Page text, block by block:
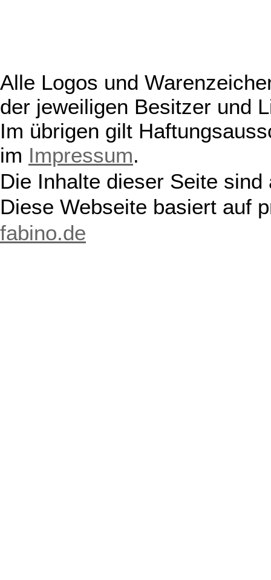
Alle Logos und
der jeweiligen Besitzer und
Im übrigen gilt
im Impressum.
Die Inhalte dieser Seite
Diese Webseite basiert auf
fabino.de